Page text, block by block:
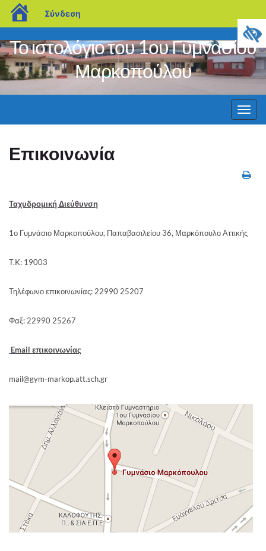
blogs.sch.gr
Σύνδεση
Το ιστολόγιο του 1ου Γυμνασίου
Μαρκοπούλου
Επικοινωνία
Ταχυδρομική Διεύθυνση
1ο Γυμνάσιο Μαρκοπούλου, Παπαβασιλείου 36, Μαρκόπουλο Αττικής
T.K: 19003
Τηλέφωνο επικοινωνίας: 22990 25207
Φαξ: 22990 25267
Email επικοινωνίας
mail@gym-markop.att.sch.gr